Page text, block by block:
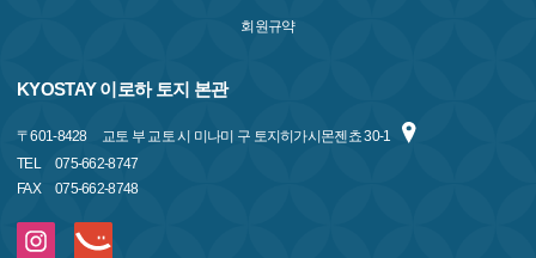
회원규약
KYOSTAY 이로하 토지 본관
〒601-8428
교토 부 교토 시 미나미 구 토지히가시몬젠쵸 30-1
TEL
075-662-8747
FAX
075-662-8748